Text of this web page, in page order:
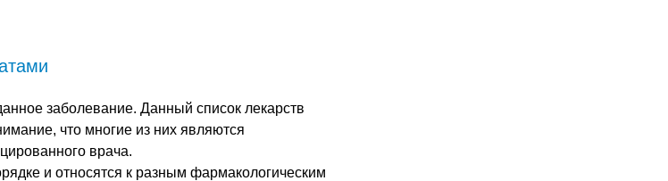
заболевание. Данный список лекарств
что многие из них являются
врача.
и относятся к разным фармакологическим